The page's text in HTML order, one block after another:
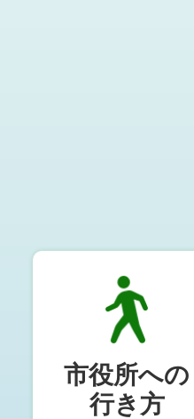
市役所への
行き方